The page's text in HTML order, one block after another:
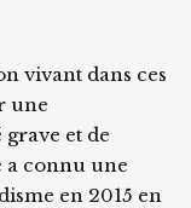
vivant dans ces
une
et de
a connu une
en 2015 en